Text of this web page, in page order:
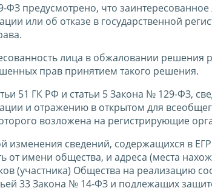
ФЗ предусмотрено, что
или об отказе в государственной
лица в обжаловании
прав принятием такого решения.
51 ГК РФ и статьи 5 Закона № 129-ФЗ,
и отражению в открытом для
возложена на регистрирующие
изменения сведений, содержащихся в
от имени общества, и адреса (места
(участника) Общества на реализацию
33 Закона № 14-ФЗ и подлежащих